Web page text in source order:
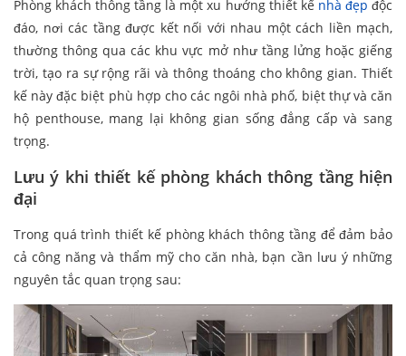
Phòng khách thông tầng là một xu hướng thiết kế nhà đẹp độc
đáo, nơi các tầng được kết nối với nhau một cách liền mạch,
thường thông qua các khu vực mở như tầng lửng hoặc giếng
trời, tạo ra sự rộng rãi và thông thoáng cho không gian. Thiết
kế này đặc biệt phù hợp cho các ngôi nhà phố, biệt thự và căn
hộ penthouse, mang lại không gian sống đẳng cấp và sang
trọng.
Lưu ý khi thiết kế phòng khách thông tầng hiện
đại
Trong quá trình thiết kế phòng khách thông tầng để đảm bảo
cả công năng và thẩm mỹ cho căn nhà, bạn cần lưu ý những
nguyên tắc quan trọng sau: